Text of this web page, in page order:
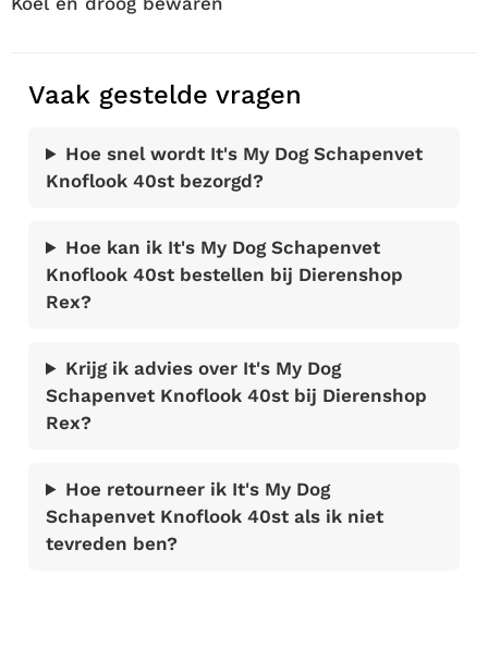
Vaak gestelde vragen
Hoe snel wordt It's My Dog Schapenvet
Knoflook 40st bezorgd?
Hoe kan ik It's My Dog Schapenvet
Knoflook 40st bestellen bij Dierenshop
Rex?
Krijg ik advies over It's My Dog
Schapenvet Knoflook 40st bij Dierenshop
Rex?
Hoe retourneer ik It's My Dog
Schapenvet Knoflook 40st als ik niet
tevreden ben?